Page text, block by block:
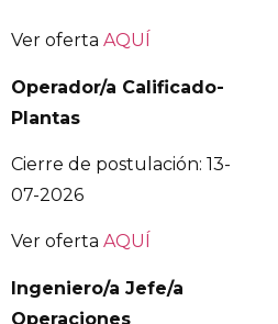
Ver oferta AQUÍ
Operador/a Calificado-
Plantas
Cierre de postulación: 13-
07-2026
Ver oferta AQUÍ
Ingeniero/a Jefe/a
Operaciones